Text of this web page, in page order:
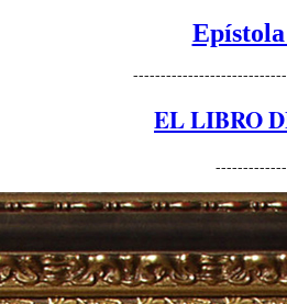
Epístola
EL LIBRO